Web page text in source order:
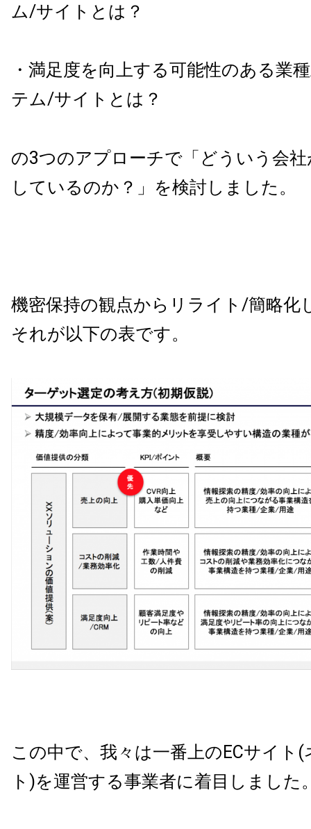
ム/サイトとは？
・満足度を向上する可能性のある業種
テム/サイトとは？
の3つのアプローチで「どういう会
しているのか？」を検討しました。
機密保持の観点からリライト /簡略化
それが以下の表です。
この中で、我々は一番上の ECサイト (
ト )を運営する事業者に着目しました